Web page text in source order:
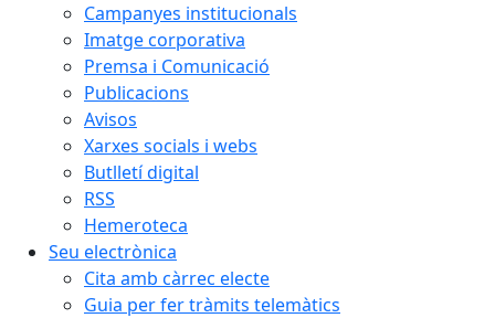
Campanyes institucionals
Imatge corporativa
Premsa i Comunicació
Publicacions
Avisos
Xarxes socials i webs
Butlletí digital
RSS
Hemeroteca
Seu electrònica
Cita amb càrrec electe
Guia per fer tràmits telemàtics